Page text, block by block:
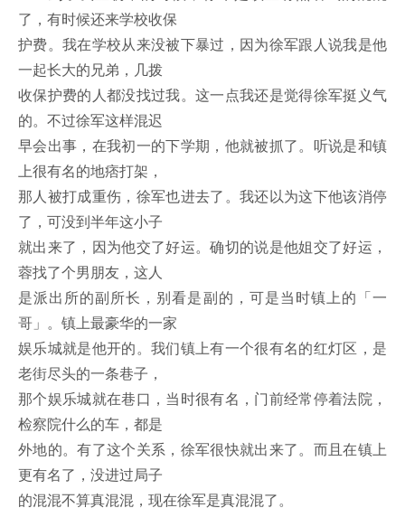
了，有时候还来学校收保
护费。我在学校从来没被下暴过，因为徐军跟人说我是他
一起长大的兄弟，几拨
收保护费的人都没找过我。这一点我还是觉得徐军挺义气
的。不过徐军这样混迟
早会出事，在我初一的下学期，他就被抓了。听说是和镇
上很有名的地痞打架，
那人被打成重伤，徐军也进去了。我还以为这下他该消停
了，可没到半年这小子
就出来了，因为他交了好运。确切的说是他姐交了好运，
蓉找了个男朋友，这人
是派出所的副所长，别看是副的，可是当时镇上的「一
哥」。镇上最豪华的一家
娱乐城就是他开的。我们镇上有一个很有名的红灯区，是
老街尽头的一条巷子，
那个娱乐城就在巷口，当时很有名，门前经常停着法院，
检察院什么的车，都是
外地的。有了这个关系，徐军很快就出来了。而且在镇上
更有名了，没进过局子
的混混不算真混混，现在徐军是真混混了。